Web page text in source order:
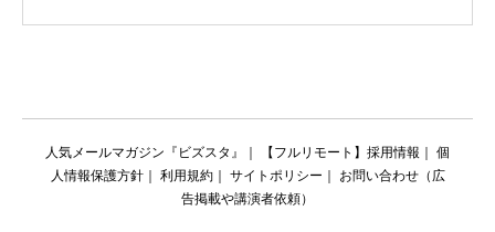
人気メールマガジン『ビズスタ』 【フルリモート】採用情報
個
人情報保護方針｜ 利用規約｜ サイトポリシー
お問い合わせ（広
告掲載や講演者依頼）